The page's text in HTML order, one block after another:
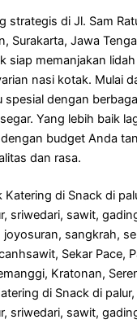
strategis di Jl. Sam
Surakarta, Jawa
siap memanjakan
nasi kotak. Mulai
spesial dengan
Yang lebih baik
budget Anda
dan rasa.
di Snack di
sriwedari, sawit,